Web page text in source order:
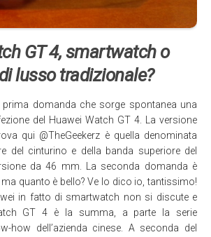
GT 4, smartwatch o
lusso tradizionale?
domanda che sorge spontanea una
del Huawei Watch GT 4. La versione
qui @TheGeekerz è quella denominata
del cinturino e della banda superiore del
da 46 mm. La seconda domanda è
quanto è bello? Ve lo dico io, tantissimo!
in fatto di smartwatch non si discute e
GT 4 è la summa, a parte la serie
how dell’azienda cinese. A seconda del